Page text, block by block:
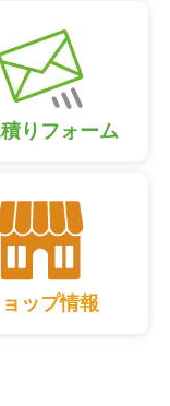
りフォーム
ップ情報